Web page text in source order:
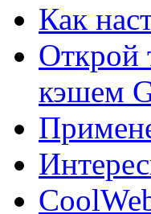
Как
Открой
кэшем